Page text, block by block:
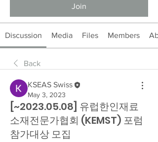
Join
Discussion Media Files Members
Back
KSEAS Swiss
May 3, 2023
[~2023.05.08] 유럽한인재료
소재전문가협회 (KEMST) 포럼
참가대상 모집